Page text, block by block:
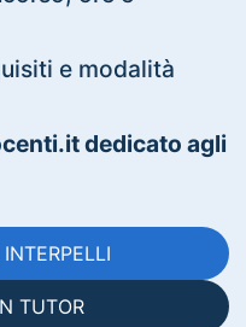
e modalità
dedicato agli
TUTOR